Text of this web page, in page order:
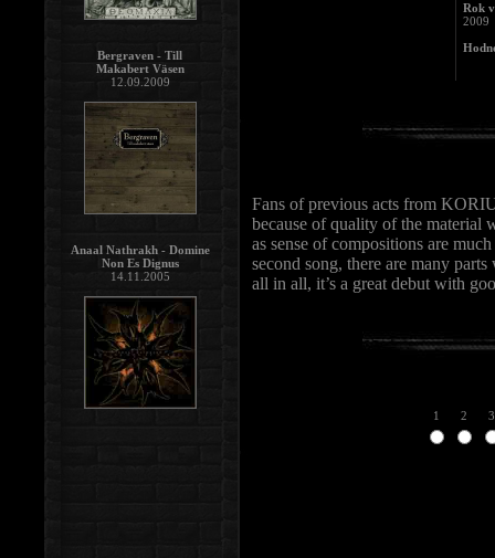
Rok
2009
Fans of previous acts from
because of quality of the
as sense of compositions are
second song, there are many
all in all, it’s a great debut with
1 2 3
Bergraven - Till
Makabert Väsen
12.09.2009
Anaal Nathrakh - Domine
Non Es Dignus
14.11.2005